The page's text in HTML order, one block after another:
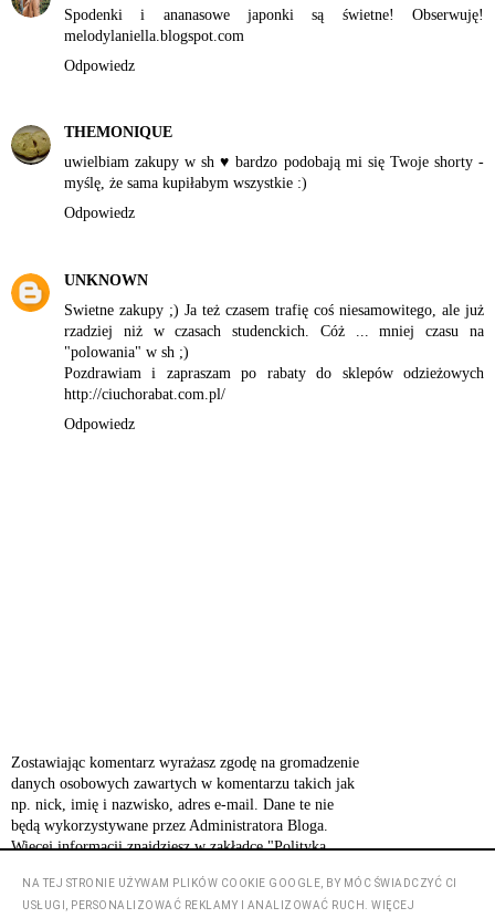
Spodenki i ananasowe japonki są świetne! Obserwuję!
melodylaniella.blogspot.com
Odpowiedz
THEMONIQUE
uwielbiam zakupy w sh ♥ bardzo podobają mi się Twoje shorty -
myślę, że sama kupiłabym wszystkie :)
Odpowiedz
UNKNOWN
Swietne zakupy ;) Ja też czasem trafię coś niesamowitego, ale już
rzadziej niż w czasach studenckich. Cóż ... mniej czasu na
"polowania" w sh ;)
Pozdrawiam i zapraszam po rabaty do sklepów odzieżowych
http://ciuchorabat.com.pl/
Odpowiedz
Zostawiając komentarz wyrażasz zgodę na gromadzenie
danych osobowych zawartych w komentarzu takich jak
np. nick, imię i nazwisko, adres e-mail. Dane te nie
będą wykorzystywane przez Administratora Bloga.
Więcej informacji znajdziesz w zakładce "Polityka
NA TEJ STRONIE UŻYWAM PLIKÓW COOKIE GOOGLE, BY MÓC ŚWIADCZYĆ CI
USŁUGI, PERSONALIZOWAĆ REKLAMY I ANALIZOWAĆ RUCH. WIĘCEJ